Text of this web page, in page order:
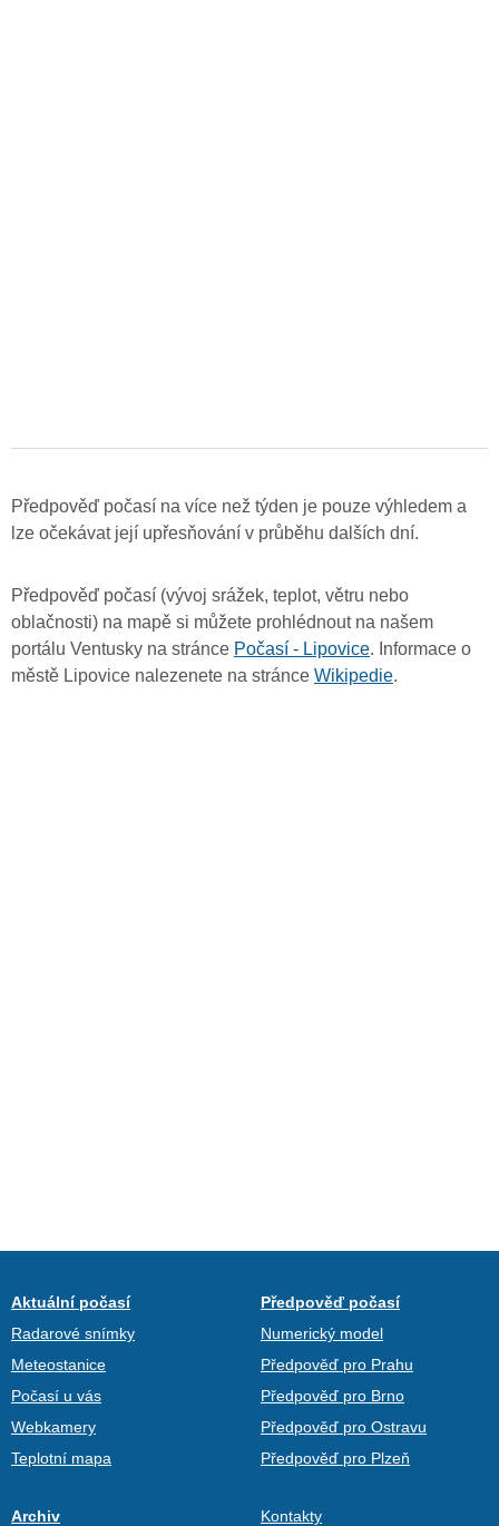
Předpověď počasí na více než týden je pouze výhledem a
lze očekávat její upřesňování v průběhu dalších dní.
Předpověď počasí (vývoj srážek, teplot, větru nebo
oblačnosti) na mapě si můžete prohlédnout na našem
portálu Ventusky na stránce Počasí - Lipovice. Informace o
městě Lipovice nalezenete na stránce Wikipedie.
Aktuální počasí
Radarové snímky
Meteostanice
Počasí u vás
Webkamery
Teplotní mapa
Předpověď počasí
Numerický model
Předpověď pro Prahu
Předpověď pro Brno
Předpověď pro Ostravu
Předpověď pro Plzeň
Archiv Kontakty